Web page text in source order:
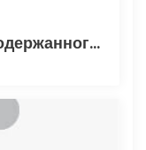
Руководство по покупке подержанного Volkswagen Polo: как выбрать надежный автомобиль